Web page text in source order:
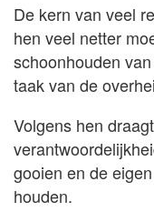
De kern van veel
hen veel netter
schoonhouden
taak van de
Volgens hen
gooien en de
houden.